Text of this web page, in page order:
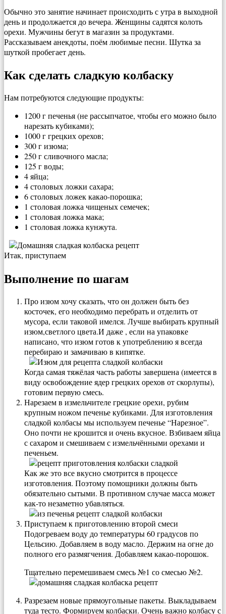
Обычно это занятие начинает происходить с утра в выходной
день и продолжается до вечера. Женщины садятся колоть
орехи. Мужчины бегут в магазин за продуктами.
Рассказываем анекдоты, поём любимые песни. Шутка за
шуткой пробегает день.
Как сделать сладкую колбаску
Нам потребуются следующие продукты:
1200 г печенья (не рассыпчатое, чтобы его можно было
нарезать кубиками);
1000 г грецких орехов;
300 г изюма;
250 г сливочного масла;
125 г воды;
4 яйца;
4 столовых ложки сахара;
6 столовых ложек какао-порошка;
1 столовая ложка чищеных семечек;
1 столовая ложка мака;
1 столовая ложка кунжута.
Итак, приступаем
Выполнение по шагам
Про изюм хочу сказать, что он должен быть без
косточек, его необходимо перебрать и отделить от
мусора, если таковой имелся. Лучше выбирать крупный
изюм,светлого цвета.И даже , если на упаковке
написано, что изюм готов к употреблению я всегда
перебираю и замачиваю в кипятке.
Когда самая тяжёлая часть работы завершена (имеется в
виду освобождение ядер грецких орехов от скорлупы),
готовим первую смесь.
Нарезаем в измельчителе грецкие орехи, рубим
крупным ножом печенье кубиками. Для изготовления
сладкой колбасы мы используем печенье “Нарезное”.
Оно почти не крошится и очень вкусное. Взбиваем яйца
с сахаром и смешиваем с измельчёнными орехами и
печеньем.
Как же это все вкусно смотрится в процессе
изготовления. Поэтому помощники должны быть
обязательно сытыми. В противном случае масса может
как-то незаметно убавляться.
Приступаем к приготовлению второй смеси
Подогреваем воду до температуры 60 градусов по
Цельсию. Добавляем в воду масло. Держим на огне до
полного его размягчения. Добавляем какао-порошок.
Тщательно перемешиваем смесь №1 со смесью №2.
Разрезаем новые прямоугольные пакеты. Выкладываем
туда тесто. Формируем колбаски. Очень важно колбасу с